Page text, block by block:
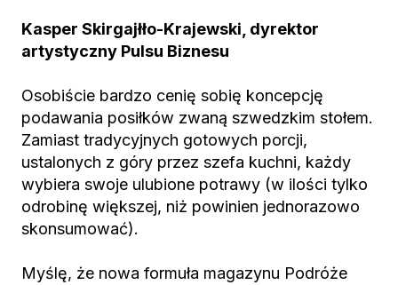
Kasper Skirgajłło-Krajewski, dyrektor
artystyczny Pulsu Biznesu
Osobiście bardzo cenię sobię koncepcję
podawania posiłków zwaną szwedzkim stołem.
Zamiast tradycyjnych gotowych porcji,
ustalonych z góry przez szefa kuchni, każdy
wybiera swoje ulubione potrawy (w ilości tylko
odrobinę większej, niż powinien jednorazowo
skonsumować).
Myślę, że nowa formuła magazynu Podróże